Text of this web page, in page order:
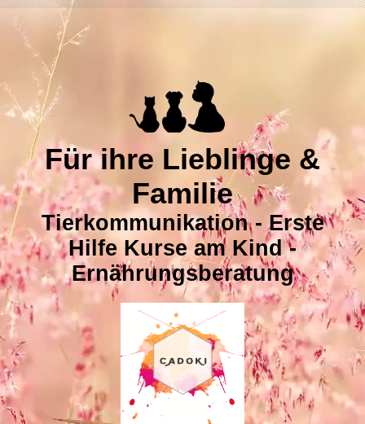
Für ihre Lieblinge &
Familie
Tierkommunikation - Erste
Hilfe Kurse am Kind -
Ernährungsberatung